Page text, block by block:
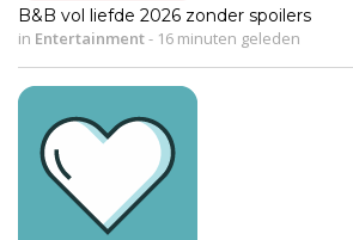
B&B vol liefde 2026 zonder spoilers
in Entertainment- 16 minuten geleden